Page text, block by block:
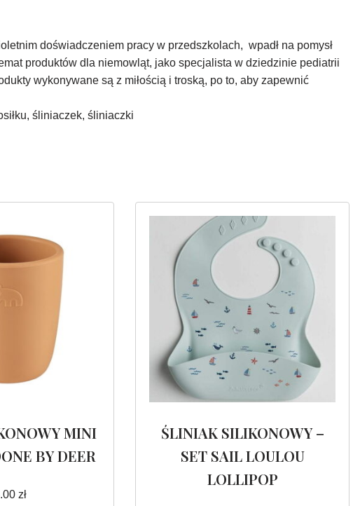
doświadczeniem pracy w przedszkolach, wpadł na pomysł
produktów dla niemowląt, jako specjalista w dziedzinie pediatrii
wykonywane są z miłością i troską, po to, aby zapewnić
śliniaczek, śliniaczki
MINI
BY DEER
zł
ŚLINIAK SILIKONOWY –
SET SAIL LOULOU
LOLLIPOP